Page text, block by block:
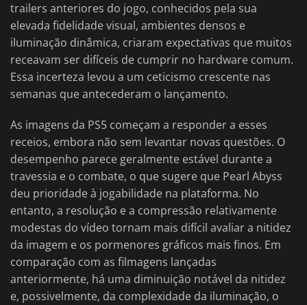
trailers anteriores do jogo, conhecidos pela sua
elevada fidelidade visual, ambientes densos e
iluminação dinâmica, criaram expectativas que muitos
receavam ser difíceis de cumprir no hardware comum.
Essa incerteza levou a um ceticismo crescente nas
semanas que antecederam o lançamento.
As imagens da PS5 começam a responder a esses
receios, embora não sem levantar novas questões. O
desempenho parece geralmente estável durante a
travessia e o combate, o que sugere que Pearl Abyss
deu prioridade à jogabilidade na plataforma. No
entanto, a resolução e a compressão relativamente
modestas do vídeo tornam mais difícil avaliar a nitidez
da imagem e os pormenores gráficos mais finos. Em
comparação com as filmagens lançadas
anteriormente, há uma diminuição notável da nitidez
e, possivelmente, da complexidade da iluminação, o